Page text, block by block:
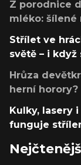
Z porodnice
mléko:
Střílet ve
světě – i
Hrůza
herní horory?
Kulky, lasery
funguje